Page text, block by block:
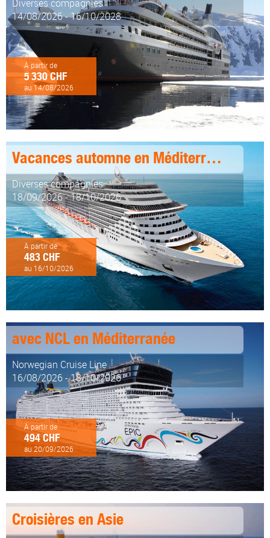
Diverses compagnies
14/08/2026 - 16/10/2028
À partir de
5 330 CHF
au 14/08/2026
Vacances automne en Méditerranée
Diverses compagnies
18/09/2026 - 18/10/2026
À partir de
483 CHF
au 16/10/2026
avec NCL en Méditerranée
Norwegian Cruise Line
16/08/2026 - 18/10/2026
À partir de
494 CHF
au 20/09/2026
Croisières en Asie